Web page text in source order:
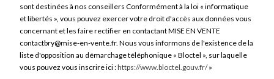
sont destinées à nos conseillers Conformément à la loi « informatique
et libertés », vous pouvez exercer votre droit d'accès aux données vous
concernant et les faire rectifier en contactant MISE EN VENTE
contactbry@mise-en-vente.fr. Nous vous informons de l'existence de la
liste d'opposition au démarchage téléphonique « Bloctel », sur laquelle
vous pouvez vous inscrire ici :https://www.bloctel.gouv.fr/»